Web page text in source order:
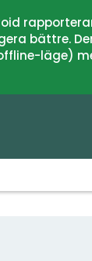
bättre.
läge)